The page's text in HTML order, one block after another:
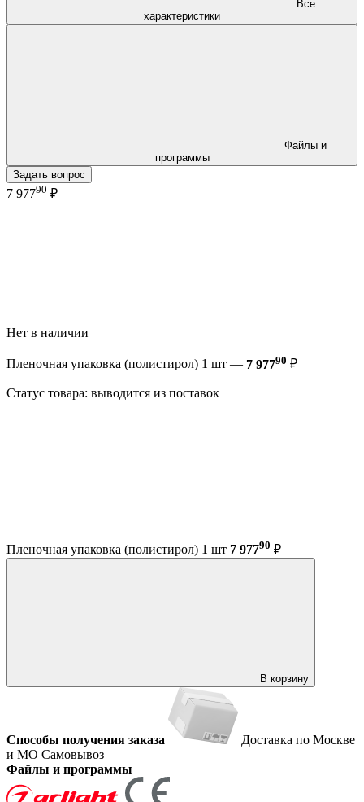
характеристики
программы
Задать вопрос
7 97790 ₽
Нет в наличии
Пленочная упаковка (полистирол) 1 шт — 7 97790 ₽
Статус товара: выводится из поставок
Пленочная упаковка (полистирол) 1 шт 7 97790 ₽
В корзину
Способы получения заказа
Доставка по Москве
и МО Самовывоз
Файлы и программы